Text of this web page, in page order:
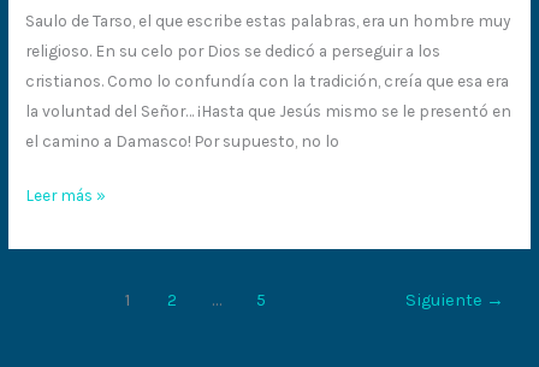
Saulo de Tarso, el que escribe estas palabras, era un hombre muy
religioso. En su celo por Dios se dedicó a perseguir a los
cristianos. Como lo confundía con la tradición, creía que esa era
la voluntad del Señor… ¡Hasta que Jesús mismo se le presentó en
el camino a Damasco! Por supuesto, no lo
Leer más »
1 2 … 5 Siguiente →